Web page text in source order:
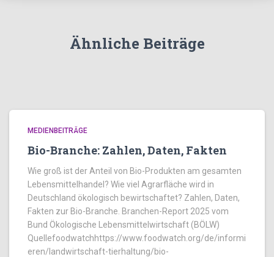
Ähnliche Beiträge
MEDIENBEITRÄGE
Bio-Branche: Zahlen, Daten, Fakten
Wie groß ist der Anteil von Bio-Produkten am gesamten
Lebensmittelhandel? Wie viel Agrarfläche wird in
Deutschland ökologisch bewirtschaftet? Zahlen, Daten,
Fakten zur Bio-Branche. Branchen-Report 2025 vom
Bund Ökologische Lebensmittelwirtschaft (BÖLW)
Quellefoodwatchhttps://www.foodwatch.org/de/informi
eren/landwirtschaft-tierhaltung/bio-